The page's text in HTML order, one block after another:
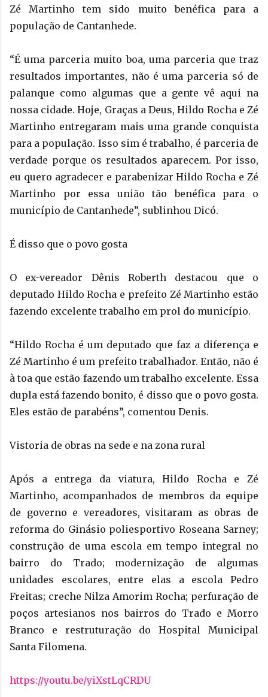
Zé Martinho tem sido muito benéfica para a
população de Cantanhede.
“É uma parceria muito boa, uma parceria que traz
resultados importantes, não é uma parceria só de
palanque como algumas que a gente vê aqui na
nossa cidade. Hoje, Graças a Deus, Hildo Rocha e Zé
Martinho entregaram mais uma grande conquista
para a população. Isso sim é trabalho, é parceria de
verdade porque os resultados aparecem. Por isso,
eu quero agradecer e parabenizar Hildo Rocha e Zé
Martinho por essa união tão benéfica para o
município de Cantanhede”, sublinhou Dicó.
É disso que o povo gosta
O ex-vereador Dênis Roberth destacou que o
deputado Hildo Rocha e prefeito Zé Martinho estão
fazendo excelente trabalho em prol do município.
“Hildo Rocha é um deputado que faz a diferença e
Zé Martinho é um prefeito trabalhador. Então, não é
à toa que estão fazendo um trabalho excelente. Essa
dupla está fazendo bonito, é disso que o povo gosta.
Eles estão de parabéns”, comentou Denis.
Vistoria de obras na sede e na zona rural
Após a entrega da viatura, Hildo Rocha e Zé
Martinho, acompanhados de membros da equipe
de governo e vereadores, visitaram as obras de
reforma do Ginásio poliesportivo Roseana Sarney;
construção de uma escola em tempo integral no
bairro do Trado; modernização de algumas
unidades escolares, entre elas a escola Pedro
Freitas; creche Nilza Amorim Rocha; perfuração de
poços artesianos nos bairros do Trado e Morro
Branco e restruturação do Hospital Municipal
Santa Filomena.
https://youtu.be/yiXstLqCRDU